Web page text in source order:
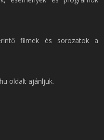
filmek és sorozatok a
oldalt ajánljuk.